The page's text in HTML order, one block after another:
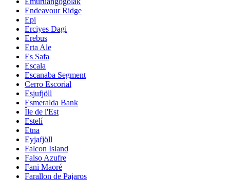
Endeavour Ridge
Epi
Erciyes Dagi
Erebus
Erta Ale
Es Safa
Escala
Escanaba Segment
Cerro Escorial
Esjufjöll
Esmeralda Bank
Île de l'Est
Estelí
Etna
Eyjafjöll
Falcon Island
Falso Azufre
Fani Maoré
Farallon de Pajaros